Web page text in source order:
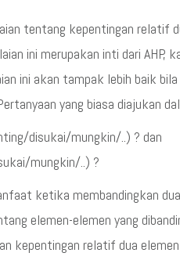
tentang kepentingan
ini merupakan inti dari AHP,
ini akan tampak lebih baik
yang biasa diajukan
disukai/mungkin/..) ? dan
mungkin/..) ?
ketika membandingkan
elemen-elemen yang
kepentingan relatif dua